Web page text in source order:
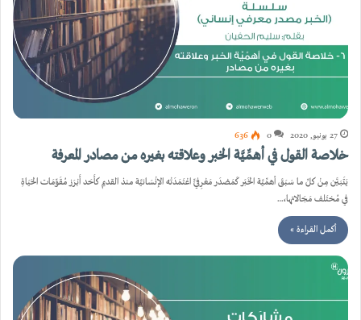
27 يونيو, 2020 0
636
خلاصة القول في أهمِّيَّة الخبر وعلاقته بغيره من مصادر المعرفة
يَتَبَيَّن مِنْ كلِّ ما سَبَقَ أهمِّيَّة الخَبَر كَمَصْدَر مَعْرِفيٍّ اعْتَمَدَتْه الإنْسَانيَّة منذ القديم كأَحَد أَبْرَز مُقَوِّمَات الحَيَاةِ
في مُختَلف مَجَالاتها،…
أكمل القراءة »